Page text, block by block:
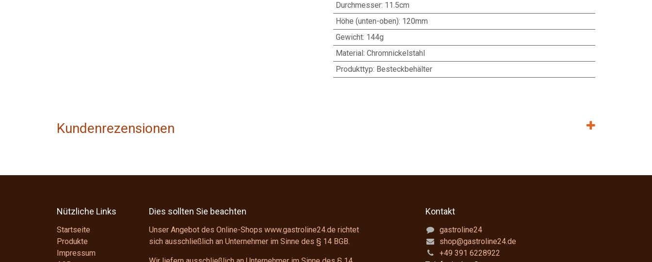
Durchmesser: 11.5cm
Höhe (unten-oben): 120mm
Gewicht: 144g
Material: Chromnickelstahl
Produkttyp: Besteckbehälter
Kundenrezensionen
Nützliche Links
Startseite
Produkte
Impressum
Dies sollten Sie beachten
Unser Angebot des Online-Shops www.gastroline24.de richtet
sich ausschließlich an Unternehmer im Sinne des § 14 BGB.
Kontakt
gastroline24
shop@gastroline24.de
+49 391 6228922